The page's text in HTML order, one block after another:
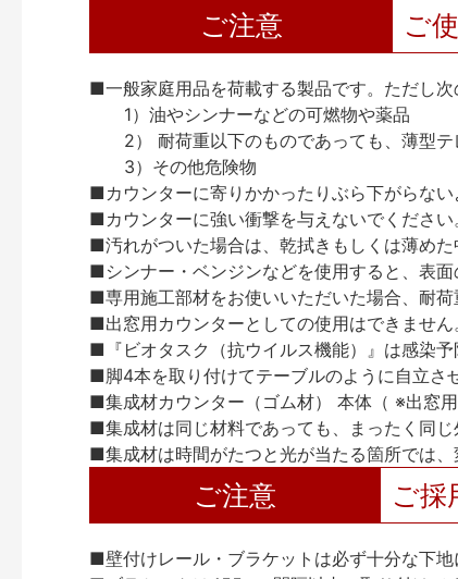
ご注意 ご
■一般家庭用品を荷載する製品です。ただし次
1）油やシンナーなどの可燃物や薬品
2） 耐荷重以下のものであっても、薄型
3）その他危険物
■カウンターに寄りかかったりぶら下がらない
■カウンターに強い衝撃を与えないでください
■汚れがついた場合は、乾拭きもしくは薄めた
■シンナー・ベンジンなどを使用すると、表
■専用施工部材をお使いいただいた場合、耐
■出窓用カウンターとしての使用はできません
■『ビオタスク（抗ウイルス機能）』は感染
■脚4本を取り付けてテーブルのように自立さ
■集成材カウンター（ゴム材） 本体（ ※出窓
■集成材は同じ材料であっても、まったく同
■集成材は時間がたつと光が当たる箇所では
ご注意 ご採
■壁付けレール・ブラケットは必ず十分な下